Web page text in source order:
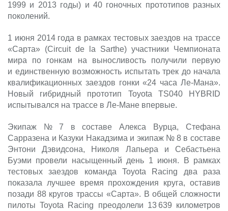
1999 и 2013 годы) и 40 гоночных прототипов разных
поколений.
1 июня 2014 года в рамках тестовых заездов на трассе
«Сарта» (Circuit de la Sarthe) участники Чемпионата
мира по гонкам на выносливость получили первую
и единственную возможность испытать трек до начала
квалификационных заездов гонки «24 часа Ле-Мана».
Новый гибридный прототип Toyota TS040 HYBRID
испытывался на трассе в Ле-Мане впервые.
Экипаж № 7 в составе Алекса Вурца, Стефана
Сарразена и Казуки Накадзима и экипаж № 8 в составе
Энтони Дэвидсона, Николя Лапьера и Себастьена
Буэми провели насыщенный день 1 июня. В рамках
тестовых заездов команда Toyota Racing два раза
показала лучшее время прохождения круга, оставив
позади 88 кругов трассы «Сарта». В общей сложности
пилоты Toyota Racing преодолели 13 639 километров